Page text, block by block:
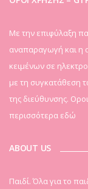
Mε την επιφύλαξη
αναπαραγωγή και η
κειμένων σε
με τη συγκατάθεση
της διεύθυνσης.
περισσότερα εδώ
ABOUT US
Παιδί. Όλα για το